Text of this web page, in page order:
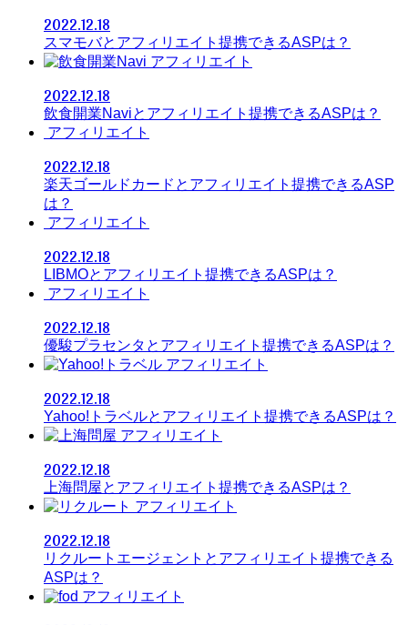
2022.12.18
スマモバとアフィリエイト提携できるASPは？
アフィリエイト
2022.12.18
飲食開業Naviとアフィリエイト提携できるASPは？
アフィリエイト
2022.12.18
楽天ゴールドカードとアフィリエイト提携できるASP
は？
アフィリエイト
2022.12.18
LIBMOとアフィリエイト提携できるASPは？
アフィリエイト
2022.12.18
優駿プラセンタとアフィリエイト提携できるASPは？
アフィリエイト
2022.12.18
Yahoo!トラベルとアフィリエイト提携できるASPは？
アフィリエイト
2022.12.18
上海問屋とアフィリエイト提携できるASPは？
アフィリエイト
2022.12.18
リクルートエージェントとアフィリエイト提携できる
ASPは？
アフィリエイト